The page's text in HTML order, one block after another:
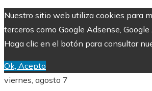
Nuestro sitio web utiliza cookies para
terceros como Google Adsense,
Haga clic en el botón para consultar
Ok, Acepto
viernes, agosto 7